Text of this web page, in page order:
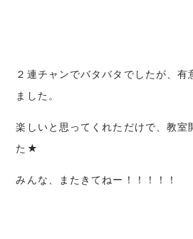
２連チャンでバタバタでしたが、有
ました。
楽しいと思ってくれただけで、教室
た★
みんな、またきてねー！！！！！